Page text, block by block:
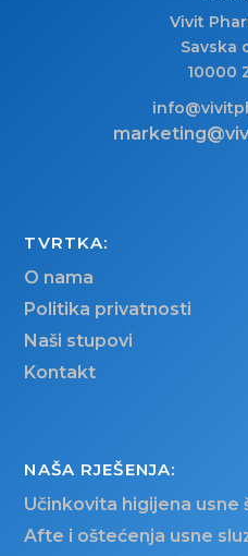
Vivit
Savska
10000
TVRTKA:
O nama
Politika privatnosti
Naši stupovi
Kontakt
NAŠA RJEŠENJA:
Učinkovita higijena usne
Afte i oštećenja usne